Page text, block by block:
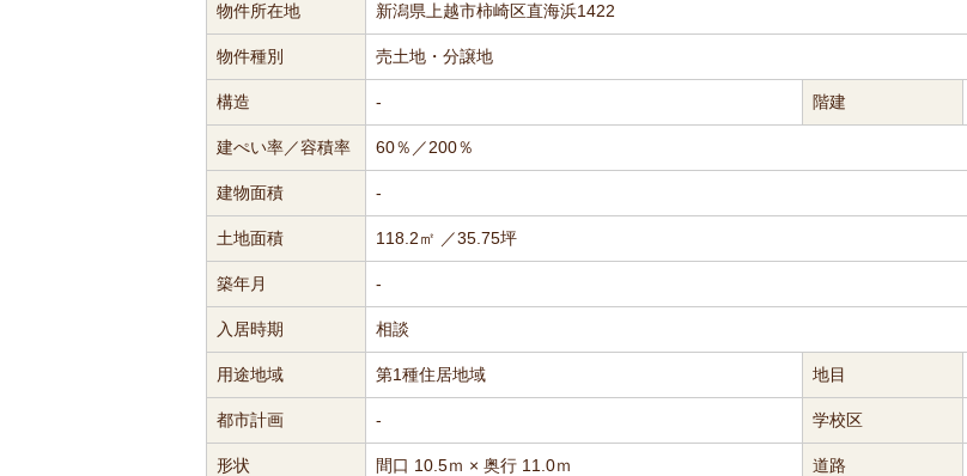
物件所在地 新潟県上越市柿崎区直海浜1422
物件種別 売土地・分譲地
構造 - 階建
建ぺい率／容積率 60％／200％
建物面積 -
土地面積 118.2㎡ ／35.75坪
築年月 -
入居時期 相談
用途地域 第1種住居地域 地目
都市計画 - 学校区
形状 間口 10.5ｍ × 奥行 11.0ｍ 道路